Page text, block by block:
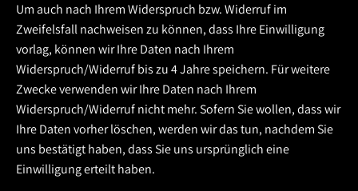
Um auch nach Ihrem Widerspruch bzw. Widerruf im
Zweifelsfall nachweisen zu können, dass Ihre Einwilligung
vorlag, können wir Ihre Daten nach Ihrem
Widerspruch/Widerruf bis zu 4 Jahre speichern. Für weitere
Zwecke verwenden wir Ihre Daten nach Ihrem
Widerspruch/Widerruf nicht mehr. Sofern Sie wollen, dass wir
Ihre Daten vorher löschen, werden wir das tun, nachdem Sie
uns bestätigt haben, dass Sie uns ursprünglich eine
Einwilligung erteilt haben.